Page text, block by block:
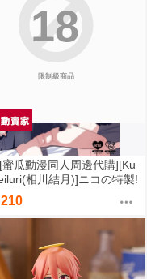
限制級商品
18
[蜜瓜動漫同人周邊代購][Ku
相川結月)]ニコの特製!
りフルコース(蔚藍檔案)
)
210